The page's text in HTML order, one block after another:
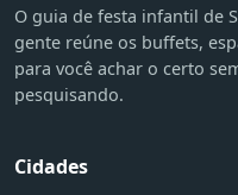
O guia de festa infantil de
gente reúne os buffets,
para você achar o certo
pesquisando.
Cidades